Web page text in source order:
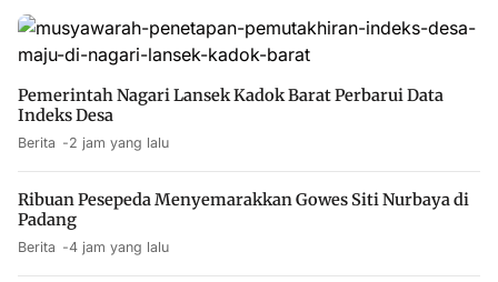
Pemerintah Nagari Lansek Kadok Barat Perbarui Data
Indeks Desa
Berita 2 jam yang lalu
Ribuan Pesepeda Menyemarakkan Gowes Siti Nurbaya di
Padang
Berita 4 jam yang lalu